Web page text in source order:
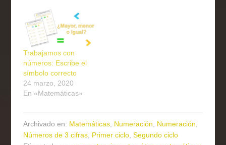
Trabajamos con
números: Escribe el
símbolo correcto
24 marzo, 2020
En «Matemáticas»
Archivado en: Matemáticas Numeración Numeración
Números de 3 cifras Primer ciclo ,Segundo ciclo